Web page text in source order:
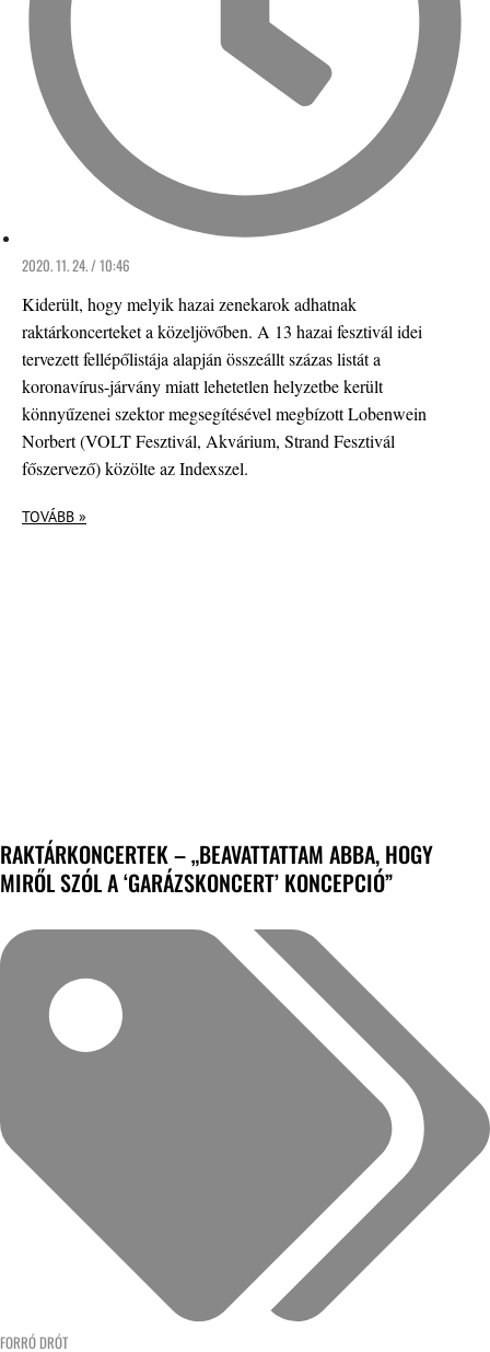
2020. 11. 24. / 10:46
Kiderült, hogy melyik hazai zenekarok adhatnak
raktárkoncerteket a közeljövőben. A 13 hazai fesztivál idei
tervezett fellépőlistája alapján összeállt százas listát a
koronavírus-járvány miatt lehetetlen helyzetbe került
könnyűzenei szektor megsegítésével megbízott Lobenwein
Norbert (VOLT Fesztivál, Akvárium, Strand Fesztivál
főszervező) közölte az Indexszel.
TOVÁBB »
RAKTÁRKONCERTEK – „BEAVATTATTAM ABBA, HOGY
MIRŐL SZÓL A ‘GARÁZSKONCERT’ KONCEPCIÓ”
FORRÓ DRÓT